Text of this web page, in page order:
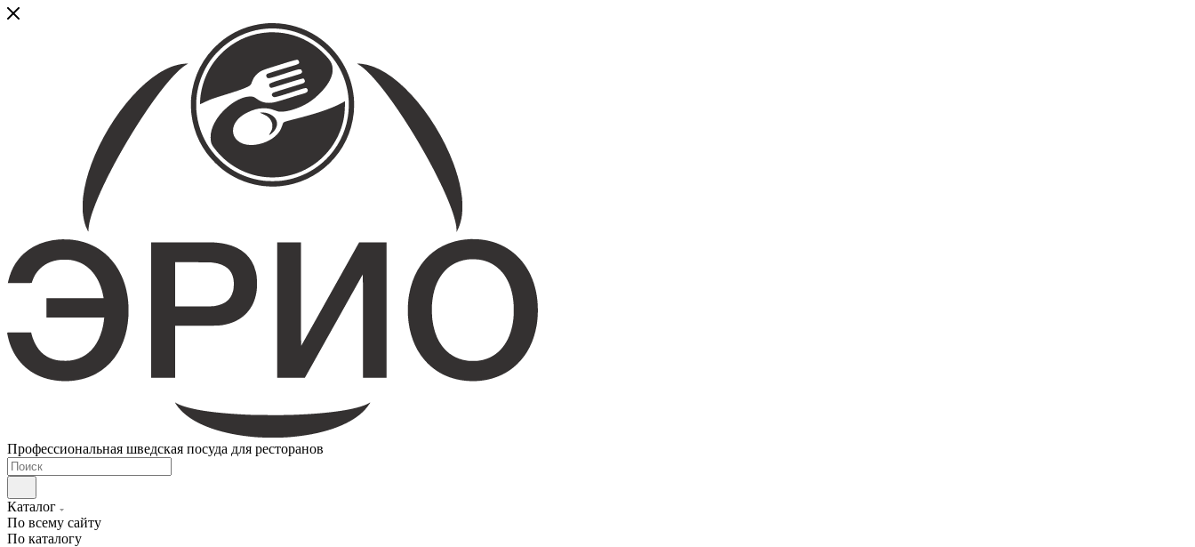
Профессиональная шведская посуда для ресторанов
Каталог
По всему сайту
По каталогу